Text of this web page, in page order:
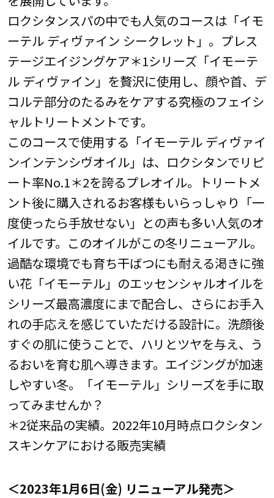
ロクシタンスパの中でも人気のコースは「イモ
ーテル ディヴァイン シークレット」。プレス
テージエイジングケア＊1シリーズ「イモーテ
ル ディヴァイン」を贅沢に使用し、顔や首、デ
コルテ部分のたるみをケアする究極のフェイシ
ャルトリートメントです。
このコースで使用する「イモーテル ディヴァイ
ンインテンシヴオイル」は、ロクシタンでリピ
ート率No.1＊2を誇るプレオイル。トリートメ
ント後に購入されるお客様もいらっしゃり「一
度使ったら手放せない」との声も多い人気のオ
イルです。このオイルがこの冬リニューアル。
過酷な環境でも育ち干ばつにも耐える渇きに強
い花「イモーテル」のエッセンシャルオイルを
シリーズ最高濃度にまで配合し、さらにお手入
れの手応えを感じていただける設計に。洗顔後
すぐの肌に使うことで、ハリとツヤを与え、う
るおいを育む肌へ導きます。エイジングが加速
しやすい冬。「イモーテル」シリーズを手に取
ってみませんか？
＊2従来品の実績。2022年10月時点ロクシタン
スキンケアにおける販売実績
＜2023年1月6日(金) リニューアル発売＞